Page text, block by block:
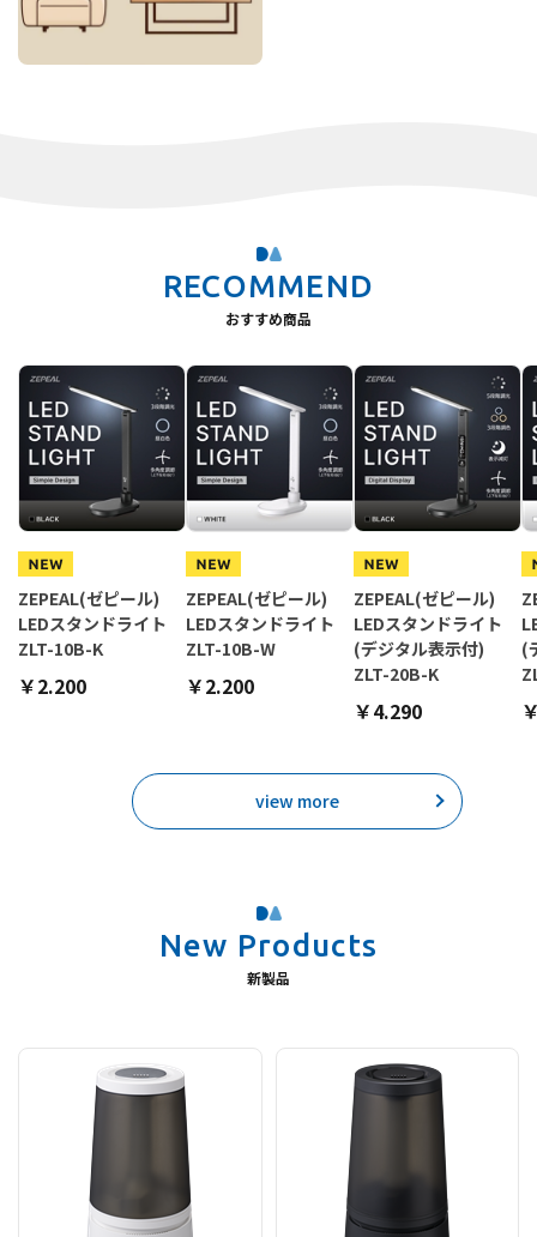
RECOMMEND
おすすめ商品
ZEPEAL(ゼピール)
LEDスタンドライト
ZLT-10B-K
￥2.200
ZEPEAL(ゼピール)
LEDスタンドライト
ZLT-10B-W
￥2.200
ZEPEAL(ゼピール)
LEDスタンドライト
(デジタル表示付)
ZLT-20B-K
￥4.290
(
view more
New Products
新製品